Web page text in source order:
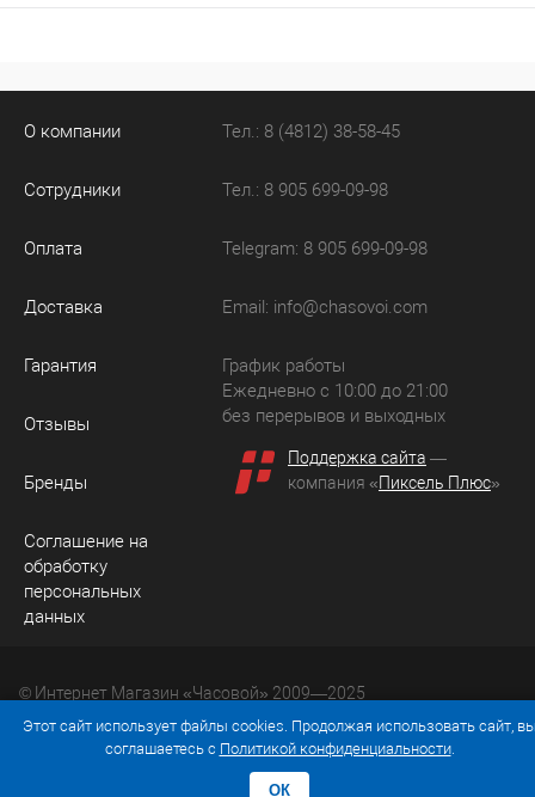
О компании
Сотрудники
Оплата
Доставка
Гарантия
Отзывы
Бренды
Соглашение на
обработку
персональных
данных
Тел.: 8 (4812) 38-58-45
Тел.: 8 905 699-09-98
Telegram: 8 905 699-09-98
Email: info@chasovoi.com
График работы
Ежедневно с 10:00 до 21:00
без перерывов и выходных
Поддержка сайта —
компания «Пиксель Плюс»
© Интернет Магазин «Часовой» 2009—2025
Юридический адрес: 214036 Россия, г. Смоленск, ул.
Рыленкова, д. 61а, кв. 24.
Этот сайт использует файлы cookies. Продолжая использовать сайт,
соглашаетесь с Политикой конфиденциальности.
ОК